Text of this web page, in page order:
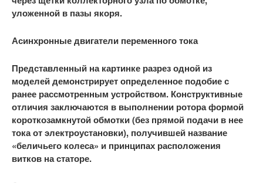
уложенной в пазы якоря.
Асинхронные двигатели переменного тока
Представленный на картинке разрез одной из
моделей демонстрирует определенное подобие с
ранее рассмотренным устройством. Конструктивные
отличия заключаются в выполнении ротора формой
короткозамкнутой обмотки (без прямой подачи в нее
тока от электроустановки), получившей название
«беличьего колеса» и принципах расположения
витков на статоре.